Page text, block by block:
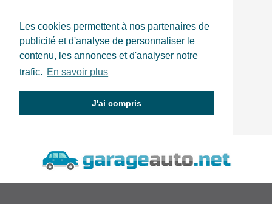
Les cookies permettent à nos partenaires de
publicité et d'analyse de personnaliser le
contenu, les annonces et d'analyser notre
trafic. En savoir plus
J'ai compris